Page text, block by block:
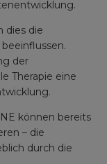
dies die
der
Therapie eine
können bereits
– die
durch die